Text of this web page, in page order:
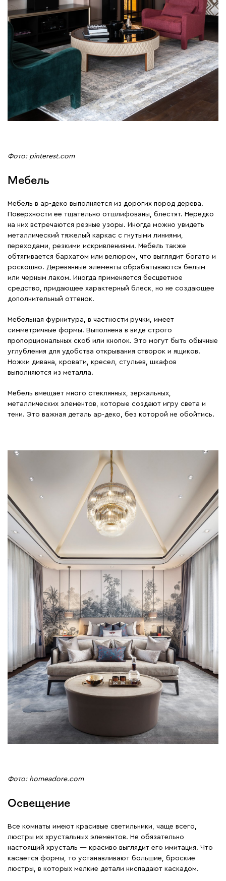
Фото: pinterest.com
Мебель
Мебель в ар-деко выполняется из дорогих пород дерева.
Поверхности ее тщательно отшлифованы, блестят. Нередко
на них встречаются резные узоры. Иногда можно увидеть
металлический тяжелый каркас с гнутыми линиями,
переходами, резкими искривлениями. Мебель также
обтягивается бархатом или велюром, что выглядит богато и
роскошно. Деревянные элементы обрабатываются белым
или черным лаком. Иногда применяется бесцветное
средство, придающее характерный блеск, но не создающее
дополнительный оттенок.
Мебельная фурнитура, в частности ручки, имеет
симметричные формы. Выполнена в виде строго
пропорциональных скоб или кнопок. Это могут быть обычные
углубления для удобства открывания створок и ящиков.
Ножки дивана, кровати, кресел, стульев, шкафов
выполняются из металла.
Мебель вмещает много стеклянных, зеркальных,
металлических элементов, которые создают игру света и
тени. Это важная деталь ар-деко, без которой не обойтись.
Фото: homeadore.com
Освещение
Все комнаты имеют красивые светильники, чаще всего,
люстры их хрустальных элементов. Не обязательно
настоящий хрусталь ― красиво выглядит его имитация. Что
касается формы, то устанавливают большие, броские
люстры, в которых мелкие детали ниспадают каскадом.